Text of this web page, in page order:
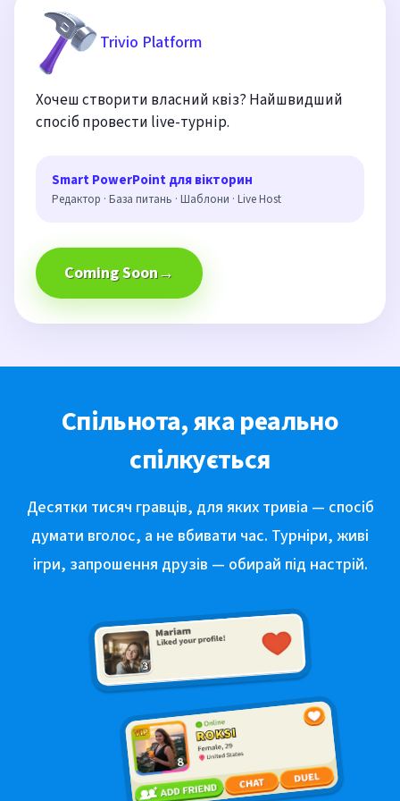
Trivio Platform
Хочеш створити власний квіз? Найшвидший
спосіб провести live-турнір.
Smart PowerPoint для вікторин
Редактор · База питань · Шаблони · Live Host
Coming Soon→
Спільнота, яка реально
спілкується
Десятки тисяч гравців, для яких тривіа — спосіб
думати вголос, а не вбивати час. Турніри, живі
ігри, запрошення друзів — обирай під настрій.